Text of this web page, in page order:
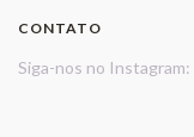
CONTATO
Siga-nos no Instagram: